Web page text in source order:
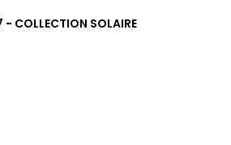
- COLLECTION SOLAIRE